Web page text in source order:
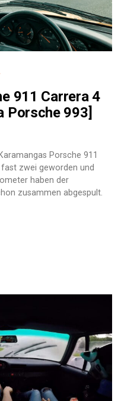
911 Carrera 4
Porsche 993]
Porsche 911
zwei geworden und
haben der
zusammen abgespult.